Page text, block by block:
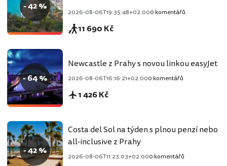
- 42 %
2026-08-06T19:35:48+02:000 komentářů
11 690 Kč
- 64 %
Newcastle z Prahy s novou linkou easyJet
2026-08-06T16:16:21+02:000 komentářů
1 426 Kč
- 42 %
Costa del Sol na týden s plnou penzí nebo
all-inclusive z Prahy
2026-08-06T11:23:03+02:000 komentářů